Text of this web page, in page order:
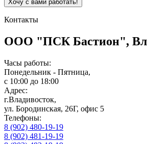
Контакты
ООО "ПСК Бастион",
Часы работы:
Понедельник - Пятница,
с 10:00 до 18:00
Адрес:
г.Владивосток,
ул. Бородинская, 26Г, офис 5
Телефоны:
8 (902) 480-19-19
8 (902) 481-19-19